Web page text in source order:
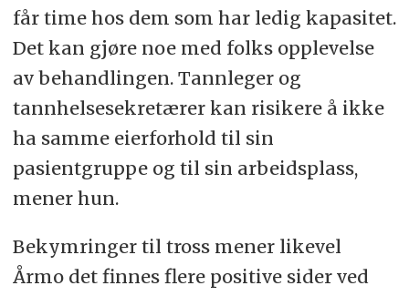
får time hos dem som har ledig kapasitet.
Det kan gjøre noe med folks opplevelse
av behandlingen. Tannleger og
tannhelsesekretærer kan risikere å ikke
ha samme eierforhold til sin
pasientgruppe og til sin arbeidsplass,
mener hun.
Bekymringer til tross mener likevel
Årmo det finnes flere positive sider ved